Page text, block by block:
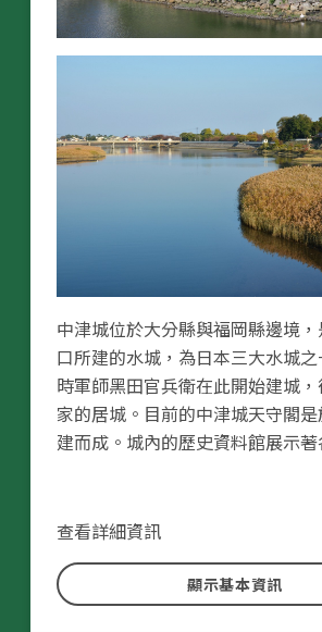
中津城位於大分縣與福岡縣邊境
口所建的水城，為日本三大水城
時軍師黑田官兵衛在此開始建城
家的居城。目前的中津城天守閣
建而成。城內的歷史資料館展示
石牆，歷史迷及古城迷必感興趣
附近的山巒盡收眼底。
查看詳細資訊
顯示基本資訊